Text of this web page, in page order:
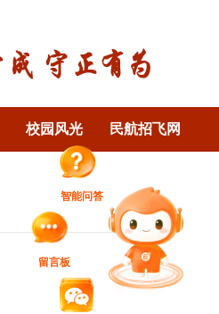
校园风光 民航招飞网
智能问答
留言板